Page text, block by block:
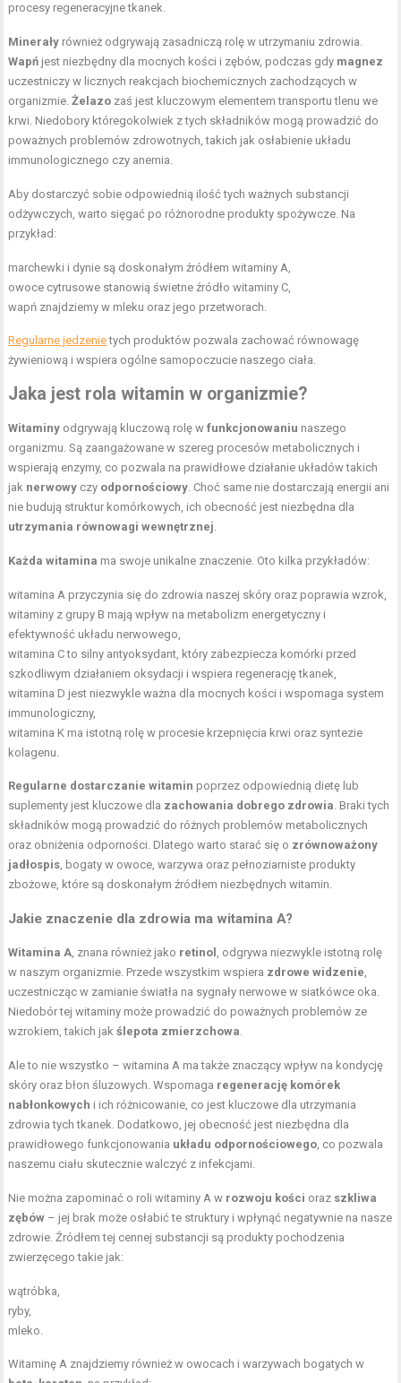
procesy regeneracyjne tkanek.
Minerały również odgrywają zasadniczą rolę w utrzymaniu zdrowia.
Wapń jest niezbędny dla mocnych kości i zębów, podczas gdy magnez
uczestniczy w licznych reakcjach biochemicznych zachodzących w
organizmie.Żelazo zaś jest kluczowym elementem transportu tlenu we
krwi. Niedobory któregokolwiek z tych składników mogą prowadzić do
poważnych problemów zdrowotnych, takich jak osłabienie układu
immunologicznego czy anemia.
Aby dostarczyć sobie odpowiednią ilość tych ważnych substancji
odżywczych, warto sięgać po różnorodne produkty spożywcze. Na
przykład:
marchewki i dynie są doskonałym źródłem witaminy A,
owoce cytrusowe stanowią świetne źródło witaminy C,
wapń znajdziemy w mleku oraz jego przetworach.
Regularne jedzenietych produktów pozwala zachować równowagę
żywieniową i wspiera ogólne samopoczucie naszego ciała.
Jaka jest rola witamin w organizmie?
Witaminy odgrywają kluczową rolę wfunkcjonowaniu naszego
organizmu. Są zaangażowane w szereg procesów metabolicznych i
wspierają enzymy, co pozwala na prawidłowe działanie układów takich
jak nerwowy czy odpornościowy. Choć same nie dostarczają energii ani
nie budują struktur komórkowych, ich obecność jest niezbędna dla
utrzymania równowagi wewnętrznej.
Każda witamina ma swoje unikalne znaczenie. Oto kilka przykładów:
witamina A przyczynia się do zdrowia naszej skóry oraz poprawia wzrok,
witaminy z grupy B mają wpływ na metabolizm energetyczny i
efektywność układu nerwowego,
witamina C to silny antyoksydant, który zabezpiecza komórki przed
szkodliwym działaniem oksydacji i wspiera regenerację tkanek,
witamina D jest niezwykle ważna dla mocnych kości i wspomaga system
immunologiczny,
witamina K ma istotną rolę w procesie krzepnięcia krwi oraz syntezie
kolagenu.
Regularne dostarczanie witamin poprzez odpowiednią dietę lub
suplementy jest kluczowe dla zachowania dobrego zdrowia. Braki tych
składników mogą prowadzić do różnych problemów metabolicznych
oraz obniżenia odporności. Dlatego warto starać się o zrównoważony
jadłospis, bogaty w owoce, warzywa oraz pełnoziarniste produkty
zbożowe, które są doskonałym źródłem niezbędnych witamin.
Jakie znaczenie dla zdrowia ma witamina A?
Witamina A, znana również jako retinol , odgrywa niezwykle istotną rolę
w naszym organizmie. Przede wszystkim wspiera zdrowe widzenie,
uczestnicząc w zamianie światła na sygnały nerwowe w siatkówce oka.
Niedobór tej witaminy może prowadzić do poważnych problemów ze
wzrokiem, takich jakślepota zmierzchowa.
Ale to nie wszystko – witamina A ma także znaczący wpływ na kondycję
skóry oraz błon śluzowych. Wspomaga regenerację komórek
nabłonkowych i ich różnicowanie, co jest kluczowe dla utrzymania
zdrowia tych tkanek. Dodatkowo, jej obecność jest niezbędna dla
prawidłowego funkcjonowania układu odpornościowego, co pozwala
naszemu ciału skutecznie walczyć z infekcjami.
Nie można zapominać o roli witaminy A w rozwoju kości oraz szkliwa
zębów – jej brak może osłabić te struktury i wpłynąć negatywnie na nasze
zdrowie. Źródłem tej cennej substancji są produkty pochodzenia
zwierzęcego takie jak:
wątróbka,
ryby,
mleko.
Witaminę A znajdziemy również w owocach i warzywach bogatych w